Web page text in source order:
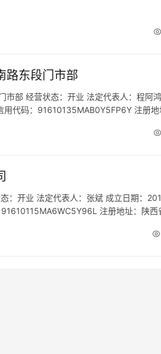
路东段门市部
市部 经营状态：开业 法定代表人：程阿
代码：91610135MAB0Y5FP6Y 注册地
：开业 法定代表人：张斌 成立日期：
注册地址：陕西